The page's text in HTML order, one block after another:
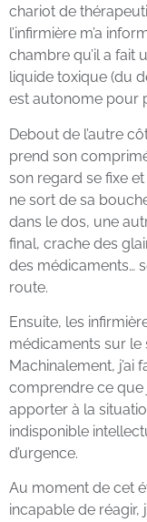
chariot de
l’infirmière m’a
chambre qu’il a fait
liquide toxique (du
est autonome pour
Debout de l’autre
prend son
son regard se fixe
ne sort de sa
dans le dos, une
final, crache des
des médicaments…
route.
Ensuite, les
médicaments sur le
Machinalement, j’ai
comprendre ce que
apporter à la
indisponible
d’urgence.
Au moment de cet
incapable de réagir,